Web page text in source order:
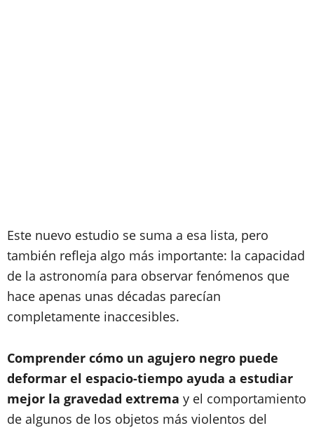
Este nuevo estudio se suma a esa lista, pero
también refleja algo más importante: la capacidad
de la astronomía para observar fenómenos que
hace apenas unas décadas parecían
completamente inaccesibles.
Comprender cómo un agujero negro puede
deformar el espacio-tiempo ayuda a estudiar
mejor la gravedad extrema y el comportamiento
de algunos de los objetos más violentos del